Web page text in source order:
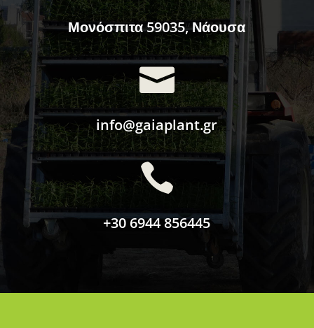
Μονόσπιτα 59035, Νάουσα

info@gaiaplant.gr

+30 6944 856445